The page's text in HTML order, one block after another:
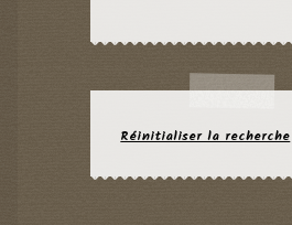
rouille (1)
violet (3)
Réinitialiser la recherche